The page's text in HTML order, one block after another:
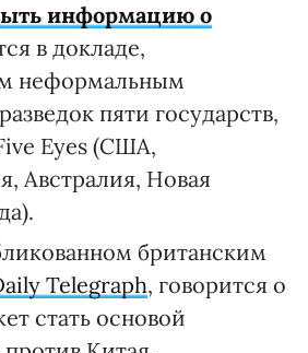
информацию о
в докладе,
неформальным
пяти государств,
Eyes (США,
Австралия, Новая
британским
Telegraph, говорится о
стать основой